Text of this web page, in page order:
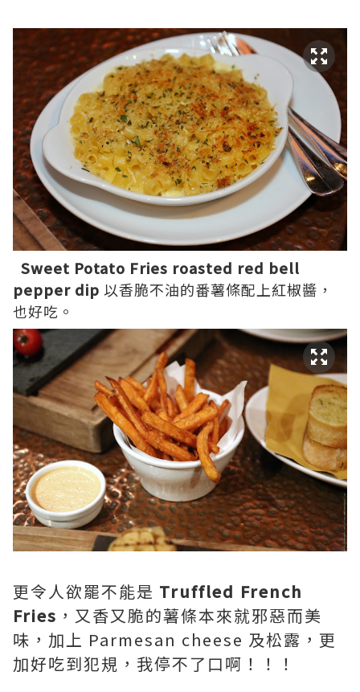
Sweet Potato Fries roasted red bell
pepper dip 以香脆不油的番薯條配上紅椒醬，
也好吃。
更令人欲罷不能是 Truffled French
Fries ，又香又脆的薯條本來就邪惡而美
味，加上 Parmesan cheese 及松露，更
加好吃到犯規，我停不了口啊！！！